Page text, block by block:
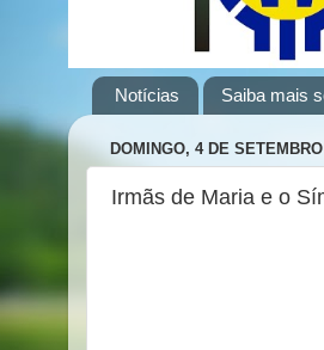
Notícias Saiba mais
DOMINGO, 4 DE
Irmãs de Maria e o